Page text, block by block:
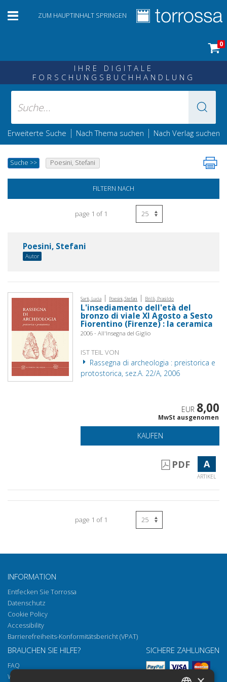
ZUM HAUPTINHALT SPRINGEN
0
IHRE DIGITALE
FORSCHUNGSBUCHHANDLUNG
Erweiterte Suche | Nach Thema suchen | Nach Verlag suchen
Suche >> Poesini, Stefani
FILTERN NACH
page 1 of 1
Poesini, Stefani
Autor
Sarti, Lucia | Poesini, Stefani | Brilli, Prasildo
L'insediamento dell'età del
bronzo di viale XI Agosto a Sesto
Fiorentino (Firenze) : la ceramica
2006 - All'Insegna del Giglio
IST TEIL VON
Rassegna di archeologia : preistorica e
protostorica, sez.A. 22/A, 2006
EUR 8,00
MwSt ausgenomen
KAUFEN
PDF A
ARTIKEL
page 1 of 1
INFORMATION
Entfecken Sie Torrossa
Datenschutz
Cookie Policy
Accessibility
Barrierefreiheits-Konformitätsbericht (VPAT)
BRAUCHEN SIE HILFE?
FAQ
Wie öffnen Sie unsere Dokumente
SICHERE ZAHLUNGEN